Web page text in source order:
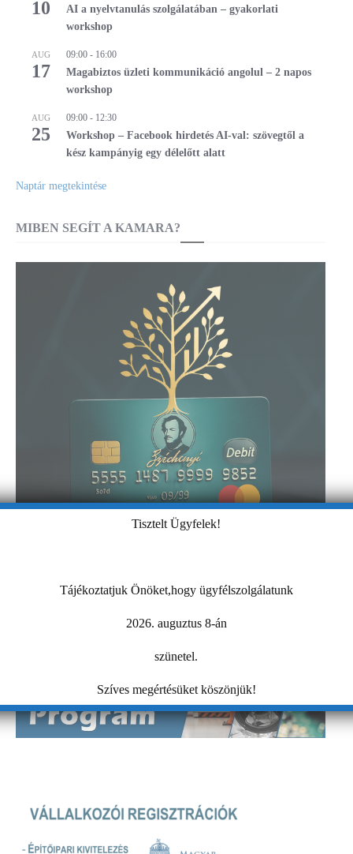
10
AI a nyelvtanulás szolgálatában – gyakorlati
workshop
AUG
17
09:00 - 16:00
Magabiztos üzleti kommunikáció angolul – 2 napos
workshop
AUG
25
09:00 - 12:30
Workshop – Facebook hirdetés AI-val: szövegtől a
kész kampányig egy délelőtt alatt
Naptár megtekintése
MIBEN SEGÍT A KAMARA?
Tisztelt Ügyfelek!
Tájékoztatjuk Önöket,hogy ügyfélszolgálatunk
2026. auguztus 8-án
szünetel.
Szíves megértésüket köszönjük!